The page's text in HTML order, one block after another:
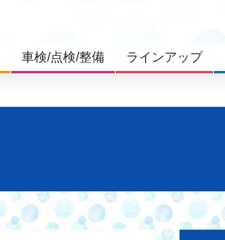
車検/点検/整備 ラインアップ